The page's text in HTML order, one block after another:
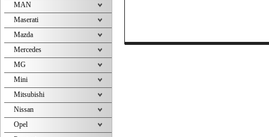
MAN
Maserati
Mazda
Mercedes
MG
Mini
Mitsubishi
Nissan
Opel